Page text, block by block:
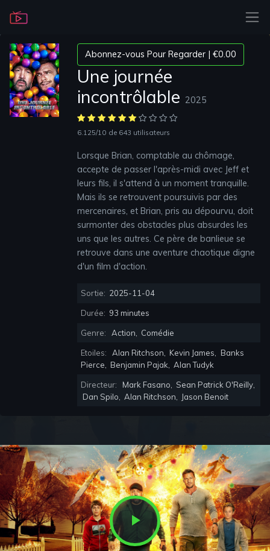
Une journée
incontrôlable 2025
Abonnez-vous Pour Regarder | €0.00
6.125/10 de 643 utilisateurs
Lorsque Brian, comptable au chômage,
accepte de passer l'après-midi avec Jeff et
leurs fils, il s'attend à un moment tranquille.
Mais ils se retrouvent poursuivis par des
mercenaires, et Brian, pris au dépourvu, doit
surmonter des obstacles plus absurdes les
uns que les autres. Ce père de banlieue se
retrouve dans une aventure chaotique digne
d'un film d'action.
Sortie: 2025-11-04
Durée: 93 minutes
Genre: Action Comédie
Etoiles: Alan Ritchson Kevin James
Banks
Pierce
Benjamin Pajak Alan Tudyk
Directeur: Mark Fasano Sean Patrick O'Reilly
Dan Spilo
Alan Ritchson Jason Benoit
Play